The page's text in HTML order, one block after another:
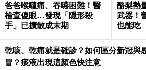
爸爸喉嚨痛、吞嚥困難！醫
檢查傻眼…發現「隱形殺
手」已擴散成末期
酪梨熱
武器！
也能吃
乾咳、乾痛就是確診？如何區分新冠與
冒？痰液出現這顏色快注意